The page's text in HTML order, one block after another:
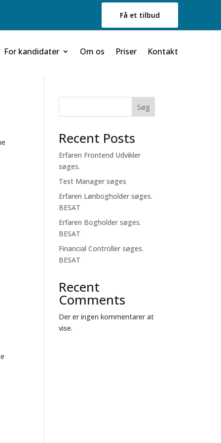
Få et tilbud
For kandidater Om os Priser Kontakt
Søg
Recent Posts
Erfaren Frontend Udvikler
søges.
Test Manager søges
Erfaren Lønbogholder søges.
BESAT
Erfaren Bogholder søges.
BESAT
Financial Controller søges.
BESAT
Recent
Comments
Der er ingen kommentarer at
vise.